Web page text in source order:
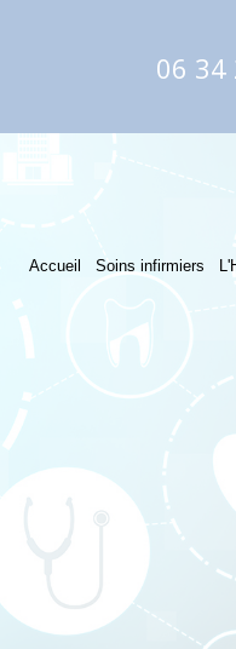
06 34
Accueil Soins infirmiers